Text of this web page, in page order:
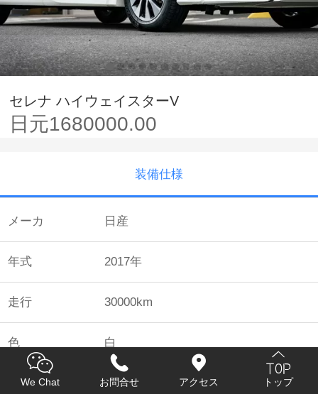
セレナ ハイウェイスターV
日元1680000.00
装備仕様
メーカ 日産
年式 2017年
走行 30000km
色 白
金額 日元1680000.00
We Chat お問合せ アクセス トップ